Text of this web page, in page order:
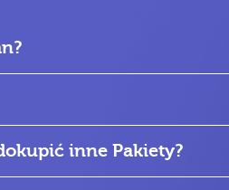
inne Pakiety?